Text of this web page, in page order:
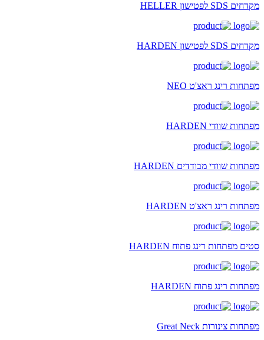
מקדחים SDS לפטישון HELLER
מקדחים SDS לפטישון HARDEN
מפתחות רינג ראצ'ט NEO
מפתחות שוודי HARDEN
מפתחות שוודי מבודדים HARDEN
מפתחות רינג ראצ'ט HARDEN
סטים מפתחות רינג פתוח HARDEN
מפתחות רינג פתוח HARDEN
מפתחות צינורות Great Neck